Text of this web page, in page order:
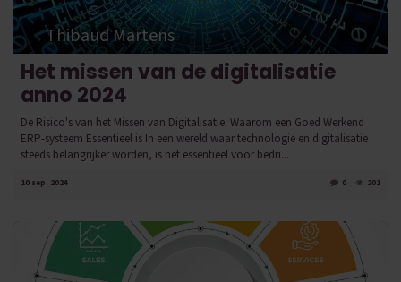
Thibaud Martens
Het missen van de digitalisatie
anno 2024
De Risico's van het Missen van Digitalisatie: Waarom een Goed Werkend
ERP-systeem Essentieel is In een wereld waar technologie en digitalisatie
steeds belangrijker worden, is het essentieel voor bedri...
10 sep. 2024 0 201